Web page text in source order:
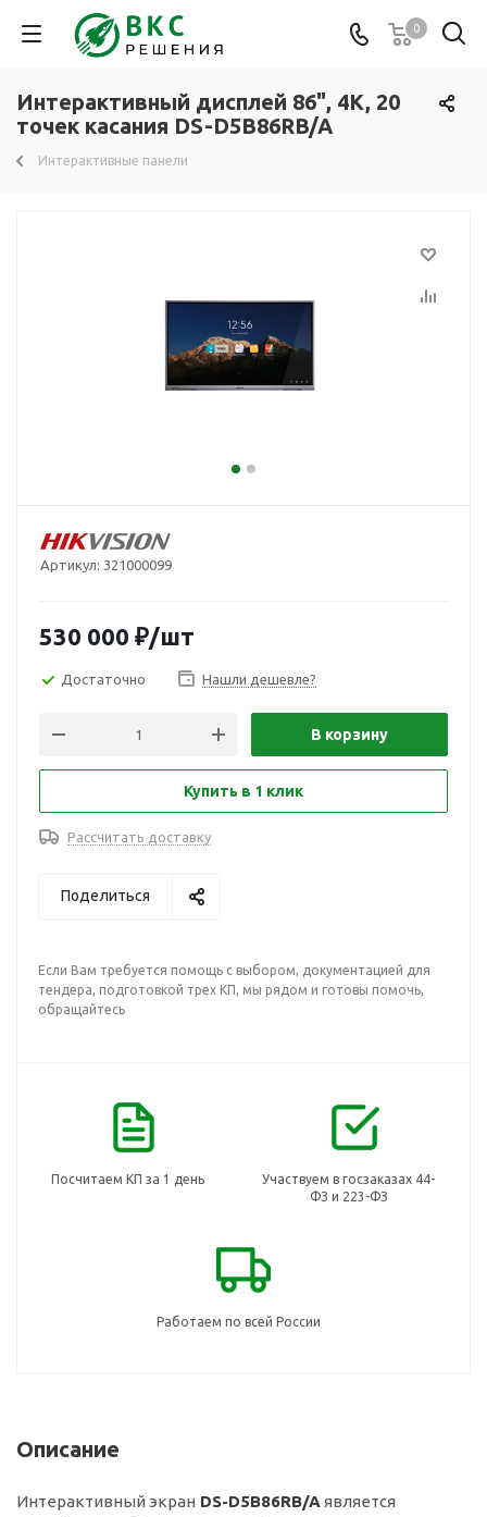
0
Интерактивный дисплей 86", 4K, 20
точек касания DS-D5B86RB/A
Интерактивные панели
Артикул: 321000099
530 000 ₽/шт
Достаточно Нашли дешевле?
В корзину
Купить в 1 клик
Рассчитать доставку
Поделиться
Если Вам требуется помощь с выбором, документацией для
тендера, подготовкой трех КП, мы рядом и готовы помочь,
обращайтесь
Посчитаем КП за 1 день
Участвуем в госзаказах 44-
ФЗ и 223-ФЗ
Работаем по всей России
Описание
Интерактивный экран DS-D5B86RB/A является